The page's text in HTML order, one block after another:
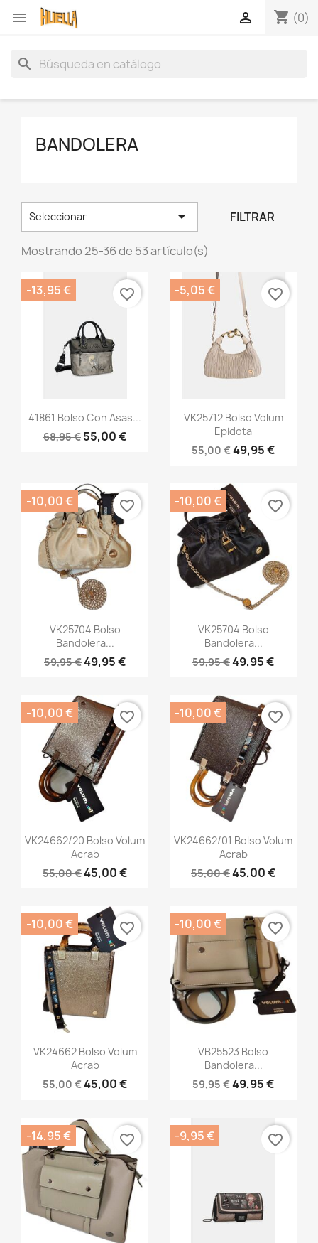
 shopping_cart (0)

search
BANDOLERA
Seleccionar  FILTRAR
Mostrando 25-36 de 53 artículo(s)
Vista rápida
41861 Bolso Con Asas...
68,95 € 55,00 €
-13,95 € favorite_border
Vista rápida
VK25712 Bolso Volum
Epidota
55,00 €49,95 €
-5,05 € favorite_border
Vista rápida
VK25704 Bolso
Bandolera...
59,95 €49,95 €
-10,00 € favorite_border
Vista rápida
VK25704 Bolso
Bandolera...
59,95 €49,95 €
-10,00 € favorite_border
Vista rápida
VK24662/20 Bolso Volum
Acrab
55,00 €45,00 €
-10,00 € favorite_border
Vista rápida
VK24662/01 Bolso Volum
Acrab
55,00 €45,00 €
-10,00 € favorite_border
Vista rápida
VK24662 Bolso Volum
Acrab
55,00 €45,00 €
-10,00 € favorite_border
Vista rápida
VB25523 Bolso
Bandolera...
59,95 €49,95 €
-10,00 € favorite_border
-14,95 € favorite_border -9,95 € favorite_border
Crear lista de deseos ×
Nombre de la lista de deseos
Cancelar Crear lista de deseos